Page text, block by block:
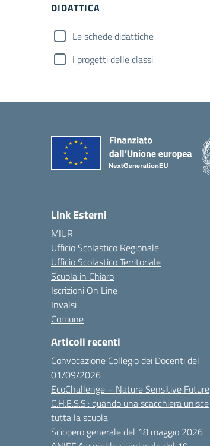
DIDATTICA
Le schede didattiche
I progetti delle classi
Link Esterni
MIUR
Ufficio Scolastico Regionale
Ufficio Scolastico Territoriale
Scuola in Chiaro
Iscrizioni On Line
Invalsi
Comune
Articoli recenti
Convocazione Collegio dei Docenti del
01/09/2026
EcoChallenge – Nature Sensitive Future
C.H.E.S.S.: quando una scacchiera unisce
tutta la scuola
Sciopero generale del 18 maggio 2026